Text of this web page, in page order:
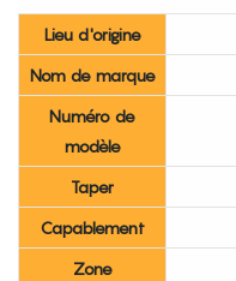
Lieu d'origine
Nom de marque
Numéro de
modèle
Taper
Capablement
Zone